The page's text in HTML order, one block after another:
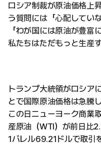
ロシア制裁が原油価格上
う質問には「心配してい
「わが国には原油が豊富
私たちはただもっと生産
トランプ大統領がロシア
とで国際原油価格は急騰
この日ニューヨーク商業
産原油（WTI）が前日比
1バレル69.21ドルで取引